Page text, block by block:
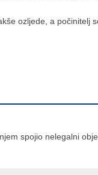
ozljede, a počinitelj
spojio nelegalni